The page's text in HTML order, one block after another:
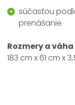
súčasťou
prenášanie
Rozmery a
183 cm x 61 cm x